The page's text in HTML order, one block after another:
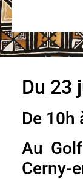
Du 23
De 10h
Au
Cerny-